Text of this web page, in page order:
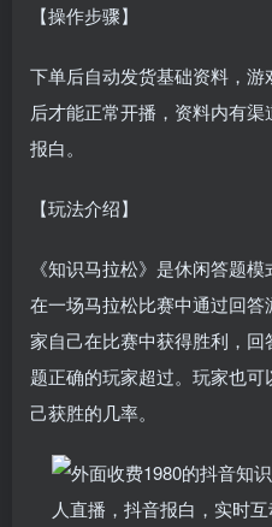
【操作步骤】
下单后自动发货基础资料，
后才能正常开播，资料内有
报白。
【玩法介绍】
《知识马拉松》是休闲答题
在一场马拉松比赛中通过回
家自己在比赛中获得胜利，
题正确的玩家超过。玩家也
己获胜的几率。